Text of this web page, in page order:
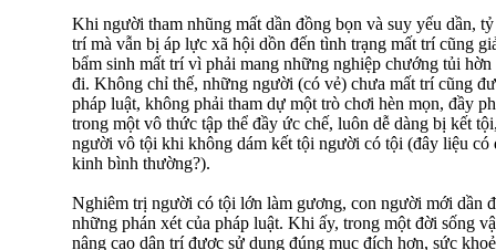
Khi người tham nhũng mất dần đồng bọn và suy yếu dần,
trí mà vẫn bị áp lực xã hội dồn đến tình trạng mất trí cũng
bẩm sinh mất trí vì phải mang những nghiệp chướng tủi
đi. Không chỉ thế, những người (có vẻ) chưa mất trí cũng
pháp luật, không phải tham dự một trò chơi hèn mọn, đầy
trong một vô thức tập thể đầy ức chế, luôn dễ dàng bị kết
người vô tội khi không dám kết tội người có tội (đây liệu có
kinh bình thường?).
Nghiêm trị người có tội lớn làm gương, con người mới dần
những phán xét của pháp luật. Khi ấy, trong một đời sống
nâng cao dân trí được sử dụng đúng mục đích hơn, sức